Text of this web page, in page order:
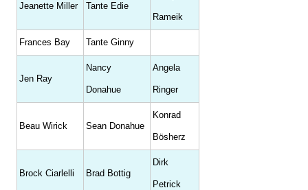
Jeanette Miller Tante Edie
Rameik
Frances Bay Tante Ginny
Jen Ray
Nancy
Donahue
Angela
Ringer
Beau Wirick Sean Donahue
Konrad
Bösherz
Brock Ciarlelli Brad Bottig
Dirk
Petrick